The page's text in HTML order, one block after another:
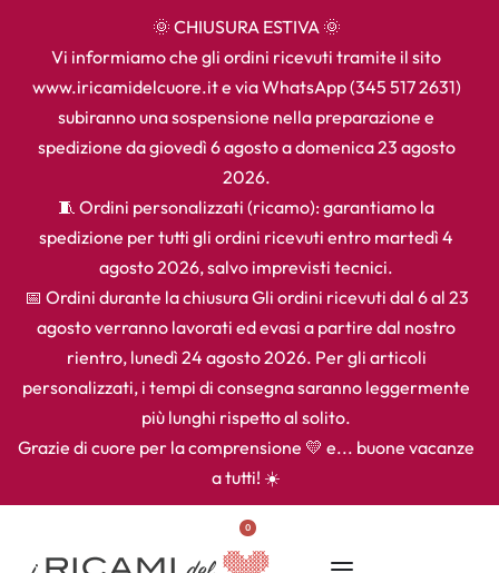
🌞 CHIUSURA ESTIVA 🌞
Vi informiamo che gli ordini ricevuti tramite il sito
www.iricamidelcuore.it e via WhatsApp (345 517 2631)
subiranno una sospensione nella preparazione e
spedizione da giovedì 6 agosto a domenica 23 agosto
2026.
🧵 Ordini personalizzati (ricamo): garantiamo la
spedizione per tutti gli ordini ricevuti entro martedì 4
agosto 2026, salvo imprevisti tecnici.
📅 Ordini durante la chiusura Gli ordini ricevuti dal 6 al 23
agosto verranno lavorati ed evasi a partire dal nostro
rientro, lunedì 24 agosto 2026. Per gli articoli
personalizzati, i tempi di consegna saranno leggermente
più lunghi rispetto al solito.
Grazie di cuore per la comprensione 💛 e... buone vacanze
a tutti! ☀️
0